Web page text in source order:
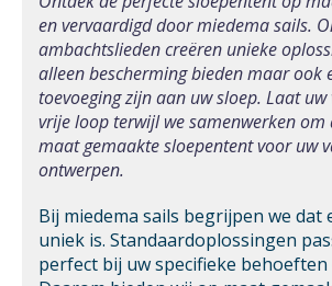
en vervaardigd door miedema sails.
ambachtslieden creëren unieke
alleen bescherming bieden maar ook
toevoeging zijn aan uw sloep. Laat
vrije loop terwijl we samenwerken om
maat gemaakte sloepentent voor uw
ontwerpen.
Bij miedema sails begrijpen we dat
uniek is. Standaardoplossingen
perfect bij uw specifieke behoeften